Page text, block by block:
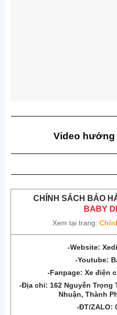
Video hướng
CHÍNH SÁCH BẢO
BABY
Xem tại trang:
-Website:
-Youtube:
-Fanpage:Xe điện
-Địa chỉ: 162 Nguyễn Trọng
Nhuận, Thành
-ĐT/ZALO: